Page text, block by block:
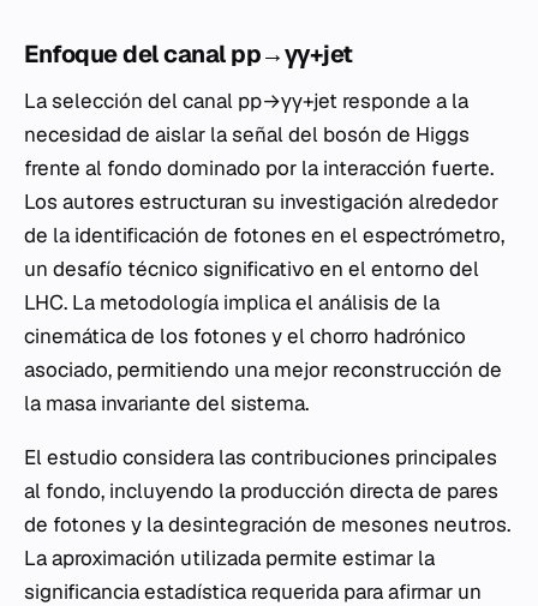
Enfoque del canal pp→γγ+jet
La selección del canal pp→γγ+jet responde a la
necesidad de aislar la señal del bosón de Higgs
frente al fondo dominado por la interacción fuerte.
Los autores estructuran su investigación alrededor
de la identificación de fotones en el espectrómetro,
un desafío técnico significativo en el entorno del
LHC. La metodología implica el análisis de la
cinemática de los fotones y el chorro hadrónico
asociado, permitiendo una mejor reconstrucción de
la masa invariante del sistema.
El estudio considera las contribuciones principales
al fondo, incluyendo la producción directa de pares
de fotones y la desintegración de mesones neutros.
La aproximación utilizada permite estimar la
significancia estadística requerida para afirmar un